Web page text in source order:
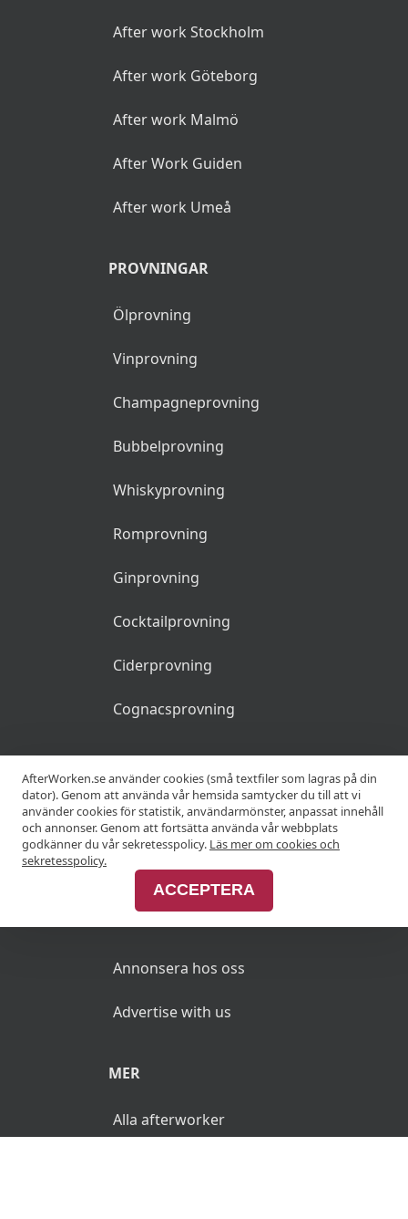
After work Stockholm
After work Göteborg
After work Malmö
After Work Guiden
After work Umeå
PROVNINGAR
Ölprovning
Vinprovning
Champagneprovning
Bubbelprovning
Whiskyprovning
Romprovning
Ginprovning
Cocktailprovning
Ciderprovning
Cognacsprovning
KRÖGARE
Anslut din restaurang
Annonsera hos oss
Advertise with us
MER
Alla afterworker
AfterWorken.se använder cookies (små textfiler som lagras på din
dator). Genom att använda vår hemsida samtycker du till att vi
använder cookies för statistik, användarmönster, anpassat innehåll
och annonser. Genom att fortsätta använda vår webbplats
godkänner du vår sekretesspolicy. Läs mer om cookies och
sekretesspolicy.
ACCEPTERA